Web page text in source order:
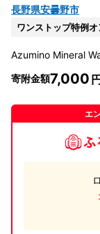
長野県安曇野市
ワンストップ特例
Azumino Mineral
寄附金額7,000
エ